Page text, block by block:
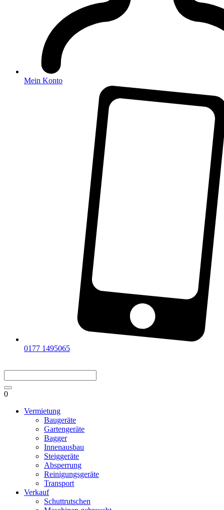
Mein Konto
0177 1495065
0
Vermietung
Baugeräte
Gartengeräte
Bagger
Innenausbau
Steiggeräte
Absperrung
Reinigungsgeräte
Transport
Verkauf
Schuttrutschen